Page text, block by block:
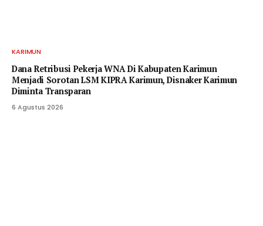
KARIMUN
Dana Retribusi Pekerja WNA Di Kabupaten Karimun
Menjadi Sorotan LSM KIPRA Karimun, Disnaker Karimun
Diminta Transparan
6 Agustus 2026